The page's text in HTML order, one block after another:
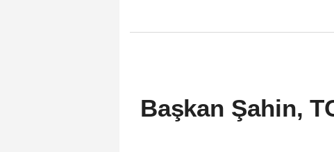
Başkan Şahin,